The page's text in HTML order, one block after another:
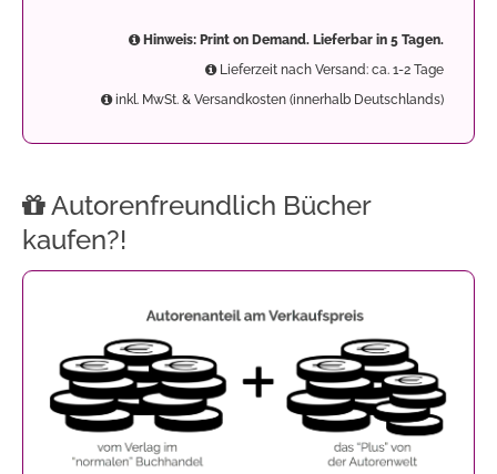
Hinweis: Print on Demand. Lieferbar in 5 Tagen.
Lieferzeit nach Versand: ca. 1-2 Tage
inkl. MwSt. & Versandkosten (innerhalb Deutschlands)
Autorenfreundlich Bücher
kaufen?!